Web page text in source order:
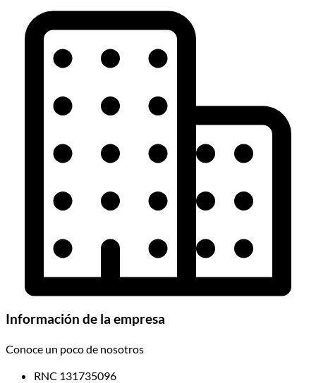
Información de la empresa
Conoce un poco de nosotros
RNC 131735096